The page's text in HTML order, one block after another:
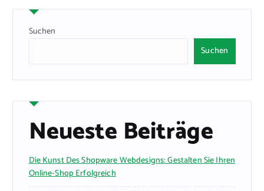
Suchen
Suchen
Neueste Beiträge
Die Kunst Des Shopware Webdesigns: Gestalten Sie Ihren
Online-Shop Erfolgreich